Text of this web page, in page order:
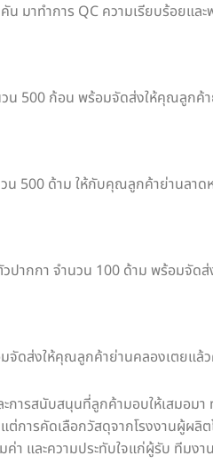
าทำการ QC ความเรียบร้อยและ
น 500 ก้อน พร้อมจัดส่งให้คุณลูกค้
น 500 ด้าม ให้กับคุณลูกค้าย่านลาด
ปากกา จำนวน 100 ด้าม พร้อมจัด
จัดส่งให้คุณลูกค้าย่านคลองเตยแล้ว
ารสนับสนุนที่ลูกค้ามอบให้เสมอม
ต่การคัดเลือกวัสดุจากโรงงานผู้ผ
และความประทับใจแก่ผู้รับ ทีมง